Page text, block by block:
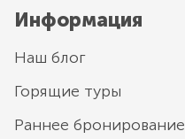
Информация
Наш блог
Горящие туры
Раннее бронирование